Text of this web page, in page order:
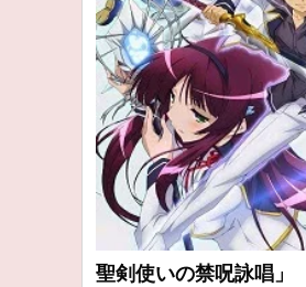
聖剣使いの禁呪詠唱」